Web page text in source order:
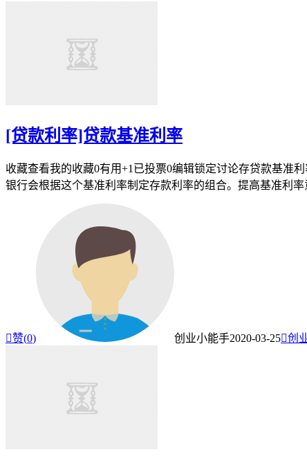
[贷款利率]贷款基准利率
收藏查看我的收藏0有用+1已投票0编辑锁定讨论存贷款基准
银行会根据这个基准利率制定存款利率的组合。提高基准利
赞(0) 创业小能手2020-03-25创